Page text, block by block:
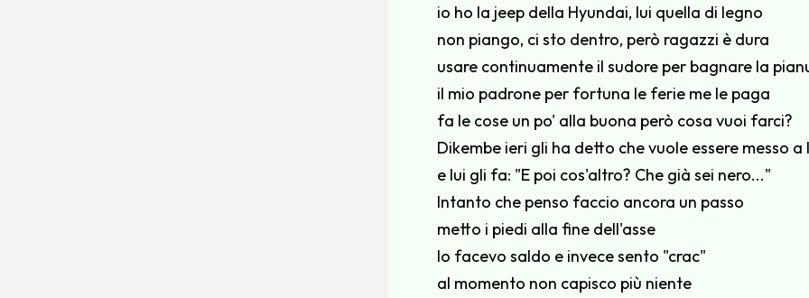
io ho la jeep della Hyundai, lui quella di legno
non piango, ci sto dentro, però ragazzi è dura
usare continuamente il sudore per bagnare la
il mio padrone per fortuna le ferie me le paga
fa le cose un po' alla buona però cosa vuoi farci?
Dikembe ieri gli ha detto che vuole essere messo a
e lui gli fa: "E poi cos'altro? Che già sei nero..."
Intanto che penso faccio ancora un passo
metto i piedi alla fine dell'asse
lo facevo saldo e invece sento "crac"
al momento non capisco più niente